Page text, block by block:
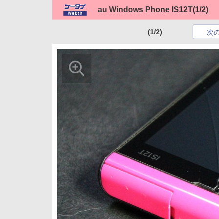
au Windows Phone IS12T(1/2)
(1/2) 次